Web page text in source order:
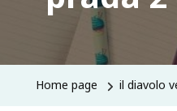
Home page il diavolo